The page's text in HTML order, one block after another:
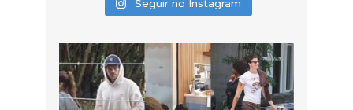
Seguir no Instagram